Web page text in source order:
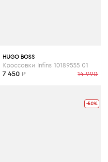
HUGO BOSS
Кроссовки Infins 10189555 01
14 990
7 450 ₽
-50%